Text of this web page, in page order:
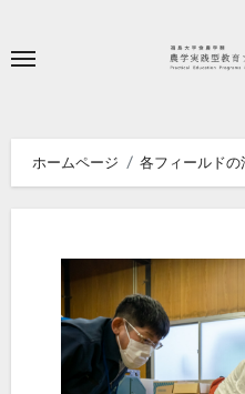
ホームページ 各フィールドの